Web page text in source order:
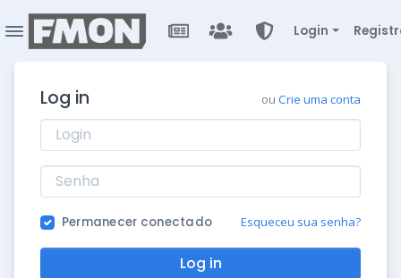
Login
Log in ou Crie uma conta
Permanecer conectado Esqueceu sua senha?
Log in